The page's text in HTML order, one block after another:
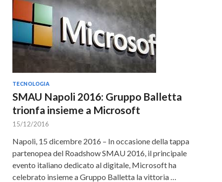
TECNOLOGIA
SMAU Napoli 2016: Gruppo Balletta
trionfa insieme a Microsoft
15/12/2016
Napoli, 15 dicembre 2016 – In occasione della tappa
partenopea del Roadshow SMAU 2016, il principale
evento italiano dedicato al digitale, Microsoft ha
celebrato insieme a Gruppo Balletta la vittoria …